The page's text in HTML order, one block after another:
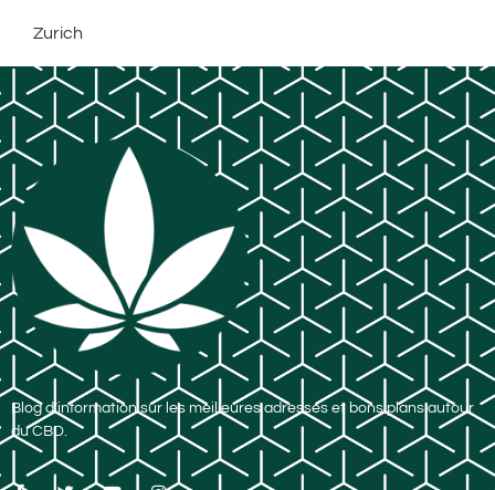
Zurich
Blog d’information sur les meilleures adresses et bons plans autour
du CBD.